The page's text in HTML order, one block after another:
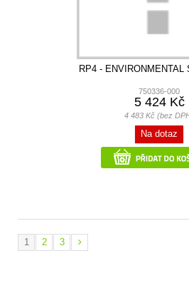
RP4 - ENVIRONMENTAL
750336-000
5 424 Kč
4 483 Kč (bez
Na dotaz
1 2 3